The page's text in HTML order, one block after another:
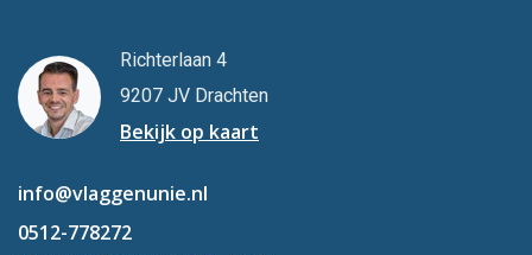
Richterlaan 4
9207 JV Drachten
Bekijk op kaart
info@vlaggenunie.nl
0512-778272